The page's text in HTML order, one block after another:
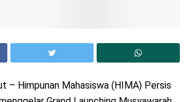
– Himpunan Mahasiswa (HIMA) Persis